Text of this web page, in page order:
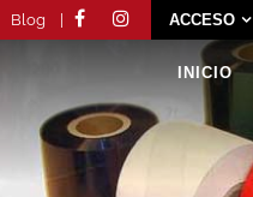
Blog ACCESO
INICIO